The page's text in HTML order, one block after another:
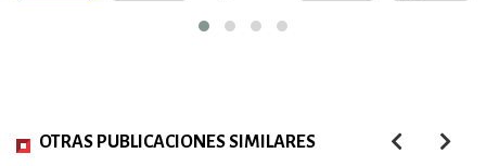
OTRAS PUBLICACIONES SIMILARES